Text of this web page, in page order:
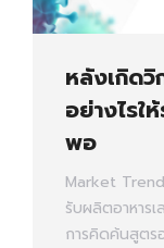
หลังเกิดวิ
อย่างไรใ
พอ
Market Trend
รับผลิตอาหารเ
การคิดค้นสูตร